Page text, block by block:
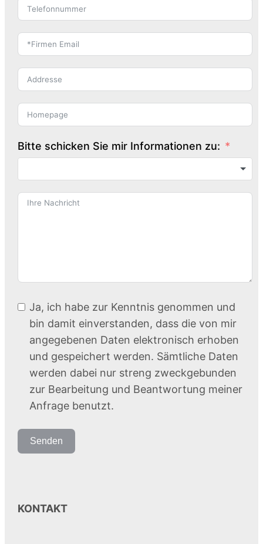
Bitte schicken Sie mir Informationen zu:
Ja, ich habe zur Kenntnis genommen und
bin damit einverstanden, dass die von mir
angegebenen Daten elektronisch erhoben
und gespeichert werden. Sämtliche Daten
werden dabei nur streng zweckgebunden
zur Bearbeitung und Beantwortung meiner
Anfrage benutzt.
Senden
KONTAKT